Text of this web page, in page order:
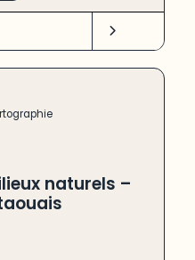
naturels –